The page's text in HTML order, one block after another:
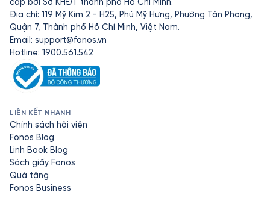
cấp bởi Sở KHĐT thành phố Hồ Chí Minh.
Địa chỉ: 119 Mỹ Kim 2 - H25, Phú Mỹ Hưng, Phường Tân Phong,
Quận 7, Thành phố Hồ Chí Minh, Việt Nam.
Email: support@fonos.vn
Hotline: 1900.561.542
LIÊN KẾT NHANH
Chính sách hội viên
Fonos Blog
Linh Book Blog
Sách giấy Fonos
Quà tặng
Fonos Business